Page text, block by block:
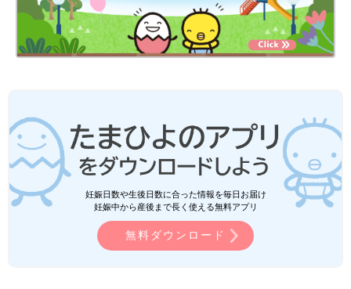
妊娠日数や生後日数に合った情報を毎日お届け
妊娠中から産後まで長く使える無料アプリ
無料ダウンロード